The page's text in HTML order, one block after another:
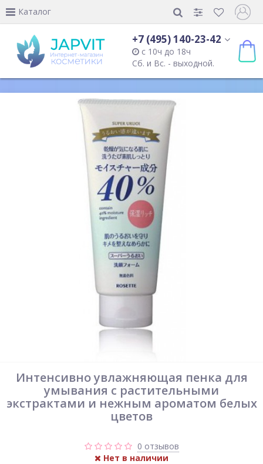
Каталог
+7 (495) 140-23-42
с 10ч до 18ч
Сб. и Вс. - выходной.
Интенсивно увлажняющая пенка для
умывания с растительными
экстрактами и нежным ароматом белых
цветов
0 отзывов
Нет в наличии